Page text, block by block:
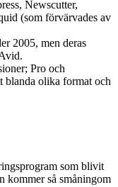
Newscutter,
(som förvärvades av
2005, men deras
Pro och
blanda olika format och
som blivit
kommer så småningom